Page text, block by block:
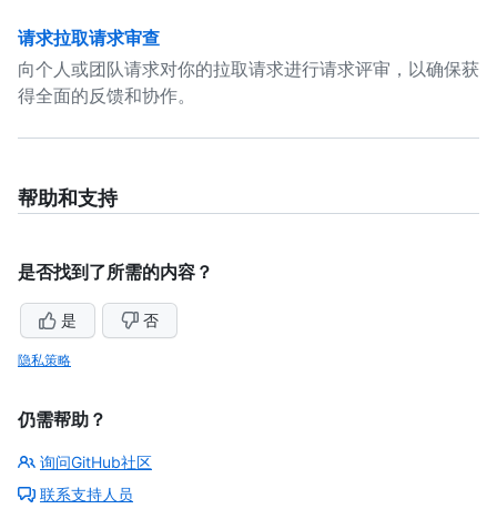
请求拉取请求审查
向个人或团队请求对你的拉取请求进行请求评审，以确保获
得全面的反馈和协作。
帮助和支持
是否找到了所需的内容？
是 否
隐私策略
仍需帮助？
询问GitHub社区
联系支持人员